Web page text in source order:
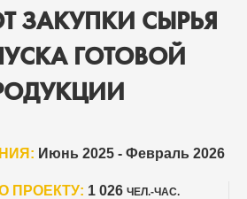
ЗАКУПКИ СЫРЬЯ
ГОТОВОЙ
Июнь 2025 - Февраль 2026
ПРОЕКТУ: 1 026 ЧЕЛ.-ЧАС.